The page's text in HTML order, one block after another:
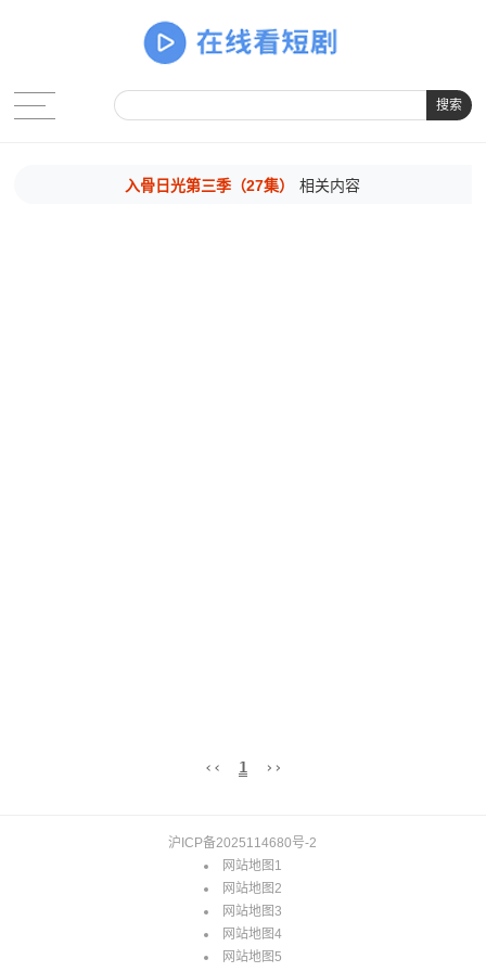
搜索
入骨日光第三季（27集） 相关内容
‹‹ 1 ››
沪ICP备2025114680号-2
网站地图1
网站地图2
网站地图3
网站地图4
网站地图5